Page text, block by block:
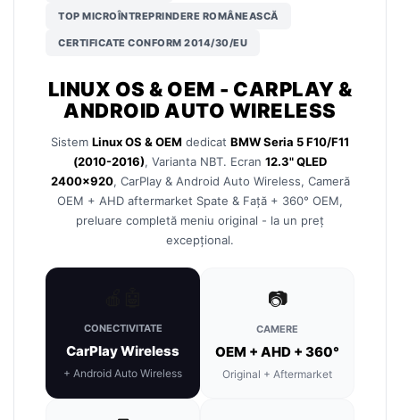
Land Rover
Citroen
Subaru
TOP MICROÎNTREPRINDERE ROMÂNEASCĂ
CERTIFICATE CONFORM 2014/30/EU
LINUX OS & OEM - CARPLAY &
ANDROID AUTO WIRELESS
Sistem Linux OS & OEM dedicat BMW Seria 5 F10/F11
(2010-2016), Varianta NBT. Ecran 12.3" QLED
2400×920, CarPlay & Android Auto Wireless, Cameră
OEM + AHD aftermarket Spate & Față + 360° OEM,
preluare completă meniu original - la un preț
excepțional.
CONECTIVITATE
CarPlay Wireless
+ Android Auto Wireless
📷
CAMERE
OEM + AHD + 360°
Original + Aftermarket